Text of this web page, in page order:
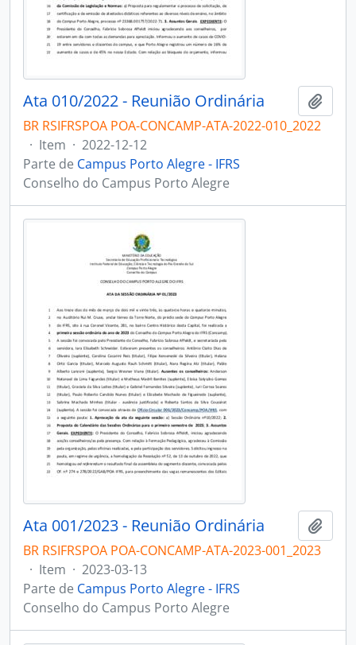
Ata 010/2022 - Reunião Ordinária
BR RSIFRSPOA POA-CONCAMP-ATA-2022-010_2022
· Item · 2022-12-12
Parte de Campus Porto Alegre - IFRS
Conselho do Campus Porto Alegre
Ata 001/2023 - Reunião Ordinária
BR RSIFRSPOA POA-CONCAMP-ATA-2023-001_2023
· Item · 2023-03-13
Parte de Campus Porto Alegre - IFRS
Conselho do Campus Porto Alegre